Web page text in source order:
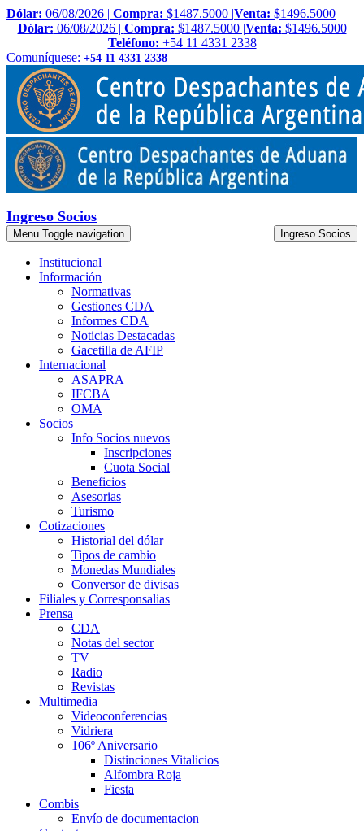
Dólar: 06/08/2026 | Compra: $1487.5000 |Venta: $1496.5000
Dólar: 06/08/2026 | Compra: $1487.5000 |Venta: $1496.5000
Teléfono: +54 11 4331 2338
Comuníquese: +54 11 4331 2338
Ingreso Socios
Menu Toggle navigation Ingreso Socios
Institucional
Información
Normativas
Gestiones CDA
Informes CDA
Noticias Destacadas
Gacetilla de AFIP
Internacional
ASAPRA
IFCBA
OMA
Socios
Info Socios nuevos
Inscripciones
Cuota Social
Beneficios
Asesorias
Turismo
Cotizaciones
Historial del dólar
Tipos de cambio
Monedas Mundiales
Conversor de divisas
Filiales y Corresponsalias
Prensa
CDA
Notas del sector
TV
Radio
Revistas
Multimedia
Videoconferencias
Vidriera
106º Aniversario
Distinciones Vitalicios
Alfombra Roja
Fiesta
Combis
Envío de documentacion